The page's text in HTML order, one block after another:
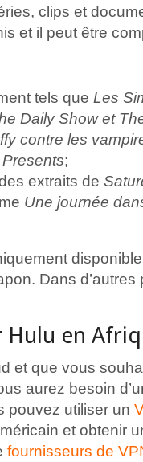
clips et
et il peut être
tels que Les
Daily Show et
contre les
;
extraits de
Une journée
Dans d’autres
en
et que vous
aurez besoin
pouvez utiliser un
et obtenir
fournisseurs de